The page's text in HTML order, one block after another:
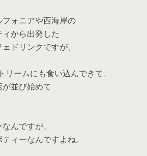
ォニアや西海岸の
から出発した
ドリンクですが、
ームにも食い込んできて、
並び始めて
んですが、
ィーなんですよね。